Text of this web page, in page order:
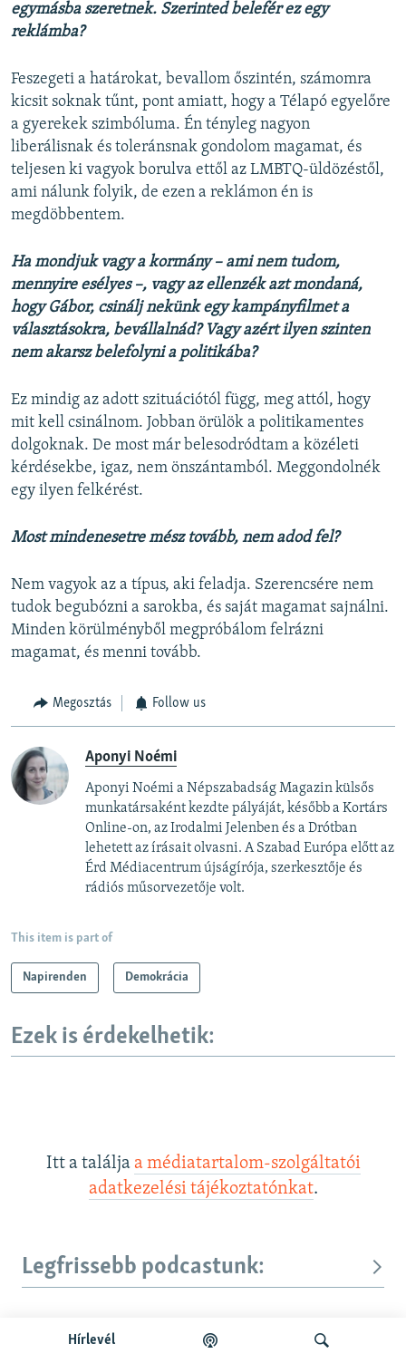
Hírlevél
egymásba szeretnek. Szerinted belefér ez egy
reklámba?
Feszegeti a határokat, bevallom őszintén, számomra
kicsit soknak tűnt, pont amiatt, hogy a Télapó egyelőre
a gyerekek szimbóluma. Én tényleg nagyon
liberálisnak és toleránsnak gondolom magamat, és
teljesen ki vagyok borulva ettől az LMBTQ-üldözéstől,
ami nálunk folyik, de ezen a reklámon én is
megdöbbentem.
Ha mondjuk vagy a kormány – ami nem tudom,
mennyire esélyes –, vagy az ellenzék azt mondaná,
hogy Gábor, csinálj nekünk egy kampányfilmet a
választásokra, bevállalnád? Vagy azért ilyen szinten
nem akarsz belefolyni a politikába?
Ez mindig az adott szituációtól függ, meg attól, hogy
mit kell csinálnom. Jobban örülök a politikamentes
dolgoknak. De most már belesodródtam a közéleti
kérdésekbe, igaz, nem önszántamból. Meggondolnék
egy ilyen felkérést.
Most mindenesetre mész tovább, nem adod fel?
Nem vagyok az a típus, aki feladja. Szerencsére nem
tudok begubózni a sarokba, és saját magamat sajnálni.
Minden körülményből megpróbálom felrázni
magamat, és menni tovább.
Megosztás Follow us
Aponyi Noémi
Aponyi Noémi a Népszabadság Magazin külsős
munkatársaként kezdte pályáját, később a Kortárs
Online-on, az Irodalmi Jelenben és a Drótban
lehetett az írásait olvasni. A Szabad Európa előtt az
Érd Médiacentrum újságírója, szerkesztője és
rádiós műsorvezetője volt.
This item is part of
Napirenden Demokrácia
Ezek is érdekelhetik:
Itt a találja a médiatartalom-szolgáltatói
adatkezelési tájékoztatónkat.
Legfrissebb podcastunk: